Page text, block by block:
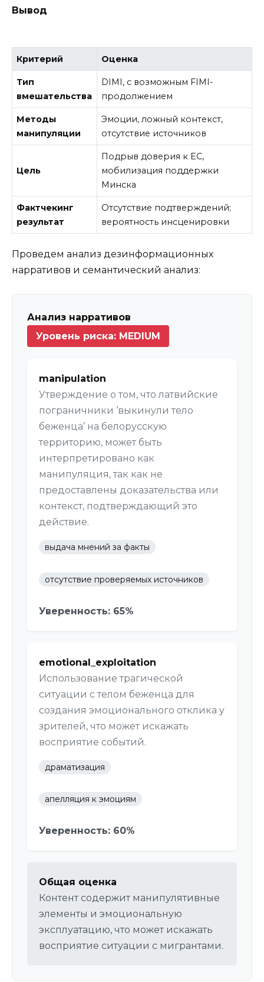
Вывод
Критерий Оценка
Тип
вмешательства
DIMI, с возможным FIMI-
продолжением
Методы
манипуляции
Эмоции, ложный контекст,
отсутствие источников
Цель
Подрыв доверия к ЕС,
мобилизация поддержки
Минска
Фактчекинг
результат
Отсутствие подтверждений;
вероятность инсценировки
Проведем анализ дезинформационных
нарративов и семантический анализ:
Анализ нарративов
Уровень риска: MEDIUM
manipulation
Утверждение о том, что латвийские
пограничники ‘выкинули тело
беженца’ на белорусскую
территорию, может быть
интерпретировано как
манипуляция, так как не
предоставлены доказательства или
контекст, подтверждающий это
действие.
выдача мнений за факты
отсутствие проверяемых источников
Уверенность: 65%
emotional_exploitation
Использование трагической
ситуации с телом беженца для
создания эмоционального отклика у
зрителей, что может искажать
восприятие событий.
драматизация
апелляция к эмоциям
Уверенность: 60%
Общая оценка
Контент содержит манипулятивные
элементы и эмоциональную
эксплуатацию, что может искажать
восприятие ситуации с мигрантами.